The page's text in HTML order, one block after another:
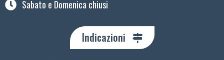
Sabato e Domenica chiusi
Indicazioni